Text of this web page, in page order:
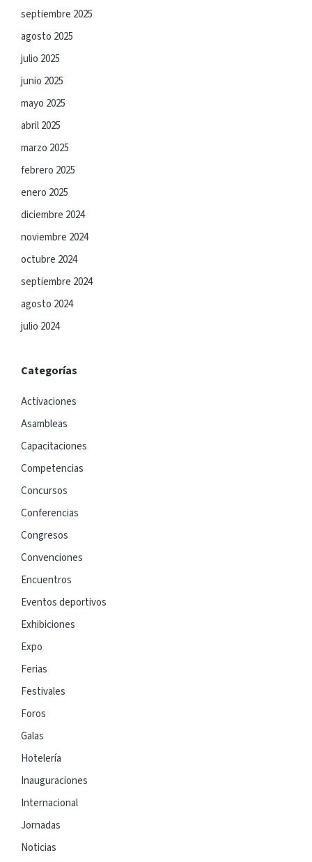
septiembre 2025
agosto 2025
julio 2025
junio 2025
mayo 2025
abril 2025
marzo 2025
febrero 2025
enero 2025
diciembre 2024
noviembre 2024
octubre 2024
septiembre 2024
agosto 2024
julio 2024
Categorías
Activaciones
Asambleas
Capacitaciones
Competencias
Concursos
Conferencias
Congresos
Convenciones
Encuentros
Eventos deportivos
Exhibiciones
Expo
Ferias
Festivales
Foros
Galas
Hotelería
Inauguraciones
Internacional
Jornadas
Noticias